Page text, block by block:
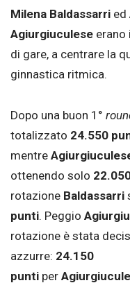
Milena Baldassarri ed
Agiurgiuculese erano
di gare, a centrare la
ginnastica ritmica.
Dopo una buon 1°
totalizzato 24.550
mentre
ottenendo solo
rotazione Baldassarri
punti. Peggio
rotazione è stata
azzurre: 24.150
punti per